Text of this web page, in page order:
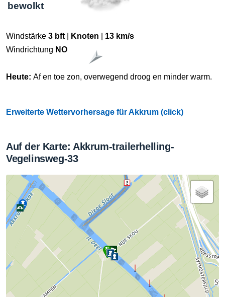
bewolkt
Windstärke 3 bft Knoten
13 km/s
Windrichtung NO
Heute: Af en toe zon, overwegend droog en minder warm.
Erweiterte Wettervorhersage für Akkrum (click)
Auf der Karte: Akkrum-trailerhelling-
Vegelinsweg-33